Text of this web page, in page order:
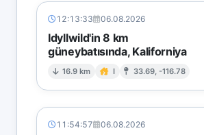
12:13:33 06.08.2026
Idyllwild'in 8 km
güneybatısında, Kaliforniya
16.9 km I 33.69, -116.78
11:54:57 06.08.2026